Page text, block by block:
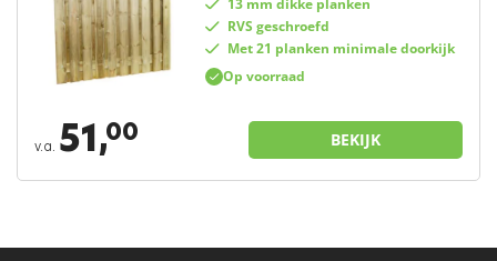
Op voorraad
13 mm dikke planken
RVS geschroefd
Met 21 planken minimale doorkijk
v.a. 51,00 BEKIJK